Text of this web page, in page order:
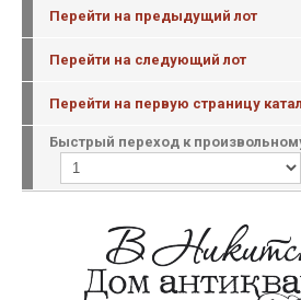
Перейти на предыдущий лот
Перейти на следующий лот
Перейти на первую страницу
Быстрый переход к